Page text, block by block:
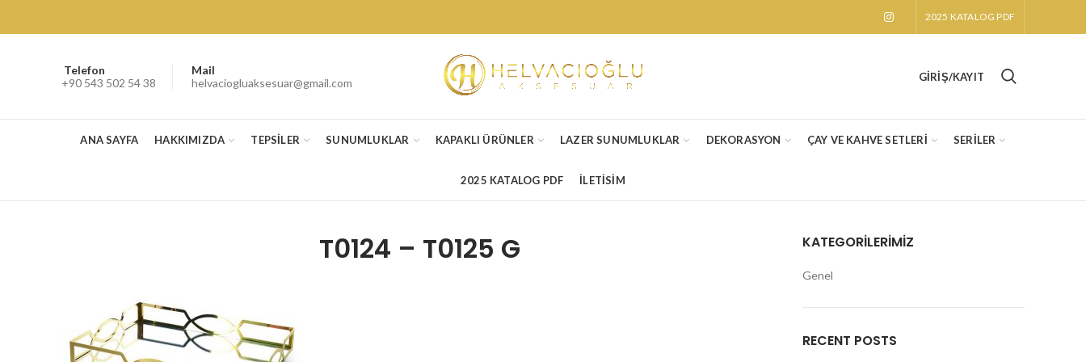
2025 KATALOG PDF
Telefon
+90 543 502 54 38
Mail
helvaciogluaksesuar@gmail.com
GIRIŞ/KAYIT
ANA SAYFA HAKKIMIZDA TEPSİLER SUNUMLUKLAR KAPAKLI ÜRÜNLER LAZER SUNUMLUKLAR DEKORASYON ÇAY VE KAHVE SETLERİ SERİLER
2025 KATALOG PDF İLETİSİM
T0124 – T0125 G KATEGORILERIMIZ
Genel
RECENT POSTS